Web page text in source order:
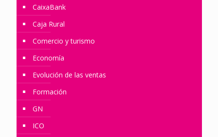
CaixaBank
Caja Rural
Comercio y turismo
Economía
Evolución de las ventas
Formación
GN
ICO